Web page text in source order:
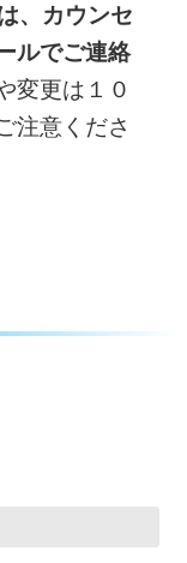
、カウンセ
ルでご連絡
変更は１０
注意くださ